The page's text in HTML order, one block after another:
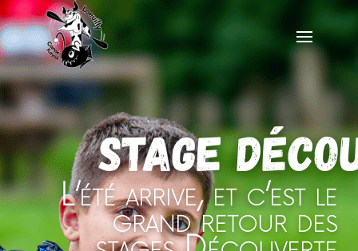
stage
L’été arrive, et c’est le
grand retour des